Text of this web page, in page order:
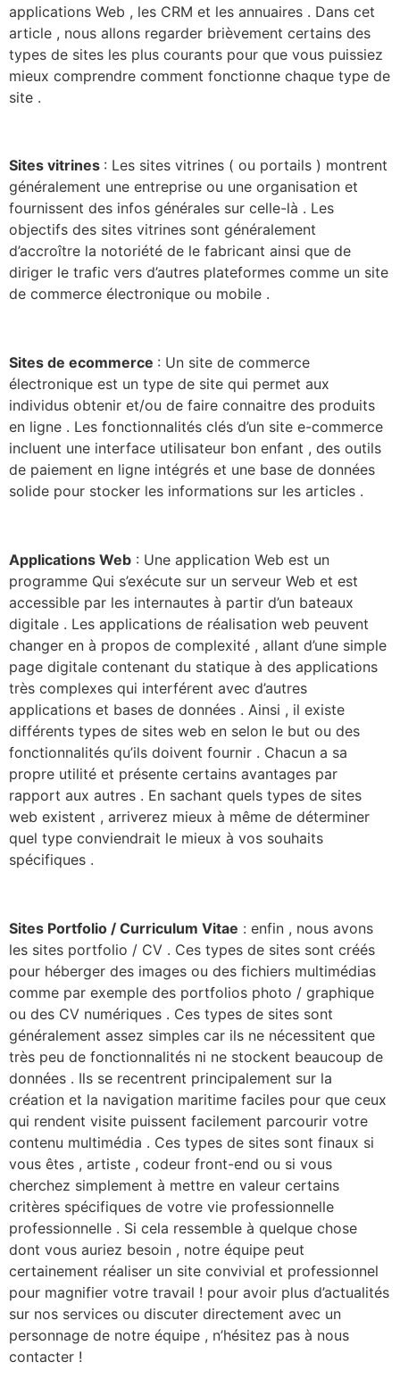
applications Web , les CRM et les annuaires . Dans cet
article , nous allons regarder brièvement certains des
types de sites les plus courants pour que vous puissiez
mieux comprendre comment fonctionne chaque type de
site .
Sites vitrines : Les sites vitrines ( ou portails ) montrent
généralement une entreprise ou une organisation et
fournissent des infos générales sur celle-là . Les
objectifs des sites vitrines sont généralement
d’accroître la notoriété de le fabricant ainsi que de
diriger le trafic vers d’autres plateformes comme un site
de commerce électronique ou mobile .
Sites de ecommerce : Un site de commerce
électronique est un type de site qui permet aux
individus obtenir et/ou de faire connaitre des produits
en ligne . Les fonctionnalités clés d’un site e-commerce
incluent une interface utilisateur bon enfant , des outils
de paiement en ligne intégrés et une base de données
solide pour stocker les informations sur les articles .
Applications Web : Une application Web est un
programme Qui s’exécute sur un serveur Web et est
accessible par les internautes à partir d’un bateaux
digitale . Les applications de réalisation web peuvent
changer en à propos de complexité , allant d’une simple
page digitale contenant du statique à des applications
très complexes qui interférent avec d’autres
applications et bases de données . Ainsi , il existe
différents types de sites web en selon le but ou des
fonctionnalités qu’ils doivent fournir . Chacun a sa
propre utilité et présente certains avantages par
rapport aux autres . En sachant quels types de sites
web existent , arriverez mieux à même de déterminer
quel type conviendrait le mieux à vos souhaits
spécifiques .
Sites Portfolio / Curriculum Vitae : enfin , nous avons
les sites portfolio / CV . Ces types de sites sont créés
pour héberger des images ou des fichiers multimédias
comme par exemple des portfolios photo / graphique
ou des CV numériques . Ces types de sites sont
généralement assez simples car ils ne nécessitent que
très peu de fonctionnalités ni ne stockent beaucoup de
données . Ils se recentrent principalement sur la
création et la navigation maritime faciles pour que ceux
qui rendent visite puissent facilement parcourir votre
contenu multimédia . Ces types de sites sont finaux si
vous êtes , artiste , codeur front-end ou si vous
cherchez simplement à mettre en valeur certains
critères spécifiques de votre vie professionnelle
professionnelle . Si cela ressemble à quelque chose
dont vous auriez besoin , notre équipe peut
certainement réaliser un site convivial et professionnel
pour magnifier votre travail ! pour avoir plus d’actualités
sur nos services ou discuter directement avec un
personnage de notre équipe , n’hésitez pas à nous
contacter !